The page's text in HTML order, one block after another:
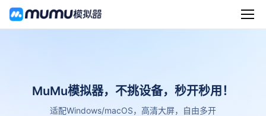
MuMu模拟器，不挑设备，秒开秒用！
适配Windows/macOS，高清大屏，自由多开